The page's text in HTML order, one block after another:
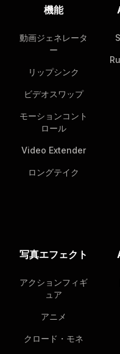
機能
動画ジェネレータ
ー
リップシンク
ビデオスワップ
モーションコント
ロール
Video Extender
ロングテイク
写真エフェクト
アクションフィギ
ュア
アニメ
クロード・モネ